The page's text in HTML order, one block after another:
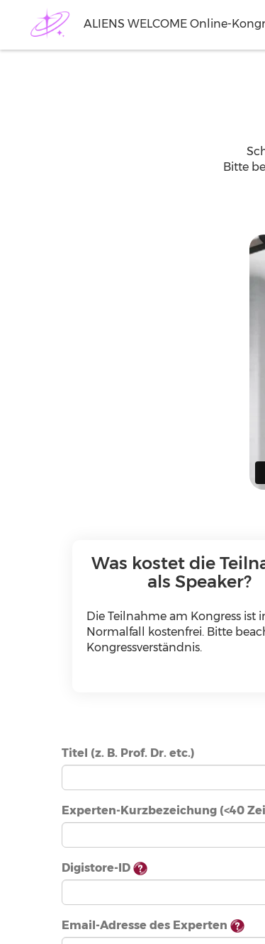
ALIENS WELCOME Online-
Bitte
Was kostet die
als Speaker?
Die Teilnahme am Kongress ist
Normalfall kostenfrei. Bitte
Kongressverständnis.
Titel (z. B. Prof. Dr. etc.)
Experten-Kurzbezeichung (<40
Digistore-ID
Email-Adresse des Experten